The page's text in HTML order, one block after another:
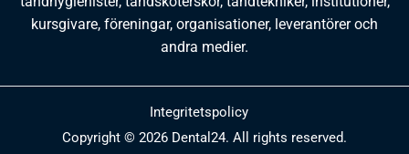
kursgivare, föreningar, organisationer, leverantörer och
andra medier.
Integritetspolicy
Copyright © 2026 Dental24. All rights reserved.